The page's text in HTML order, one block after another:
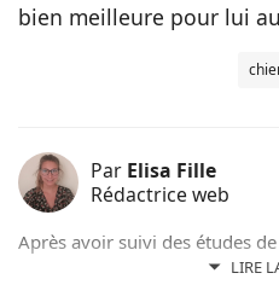
bien meilleure pour lui
Par Elisa Fille
Rédactrice web
LIRE
Après avoir suivi des études
de sa passion pour la